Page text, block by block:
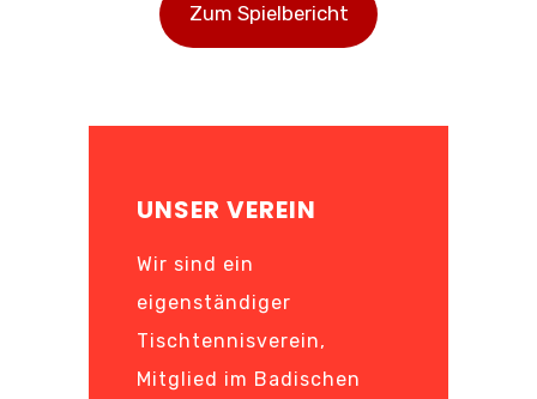
Zum Spielbericht
UNSER VEREIN
Wir sind ein
eigenständiger
Tischtennisverein,
Mitglied im Badischen